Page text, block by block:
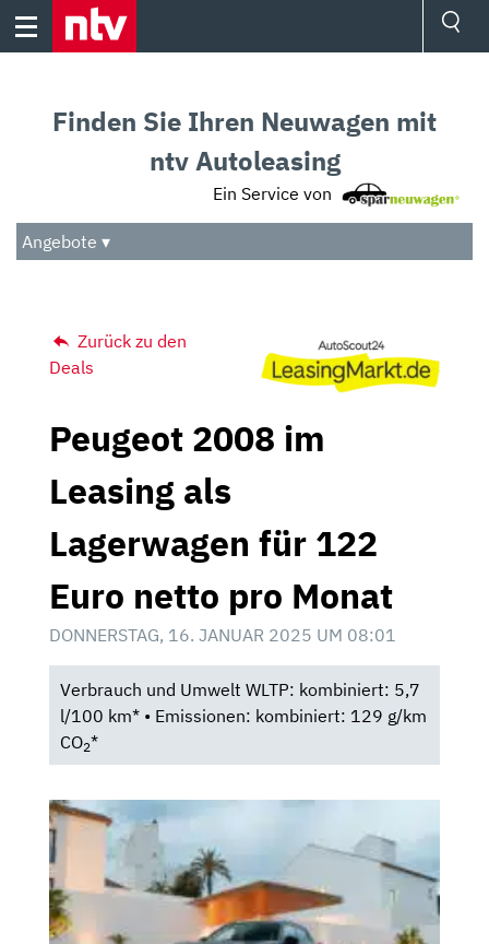
Skip
Audio
Das Beste
Finden Sie Ihren Neuwagen mit
ntv Autoleasing
Ein Service von
Angebote ▾
Zurück zu den
Deals
Peugeot 2008 im
Leasing als
Lagerwagen für 122
Euro netto pro Monat
DONNERSTAG, 16. JANUAR 2025 UM 08:01
Verbrauch und Umwelt WLTP: kombiniert: 5,7
l/100 km* • Emissionen: kombiniert: 129 g/km
CO2*